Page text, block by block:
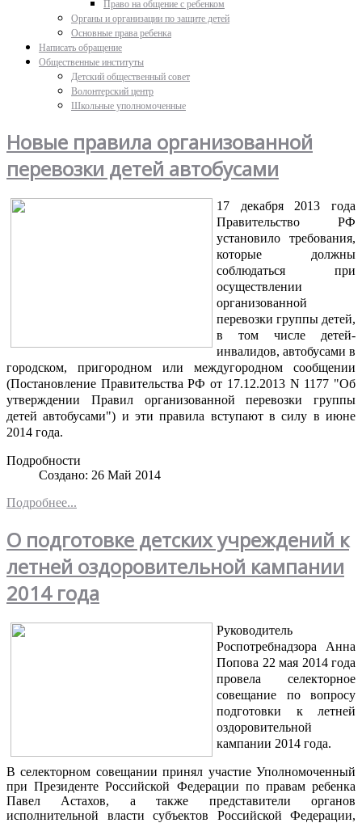
Право на общение с ребенком
Органы и организации по защите детей
Основные права ребенка
Написать обращение
Общественные институты
Детский общественный совет
Волонтерский центр
Школьные уполномоченные
Новые правила организованной
перевозки детей автобусами
17 декабря 2013 года
Правительство РФ
установило требования,
которые должны
соблюдаться при
осуществлении
организованной
перевозки группы детей,
в том числе детей-
инвалидов, автобусами в
городском, пригородном или междугородном сообщении
(Постановление Правительства РФ от 17.12.2013 N 1177 "Об
утверждении Правил организованной перевозки группы
детей автобусами") и эти правила вступают в силу в июне
2014 года.
Подробности
Создано: 26 Май 2014
Подробнее...
О подготовке детских учреждений к
летней оздоровительной кампании
2014 года
Руководитель
Роспотребнадзора Анна
Попова 22 мая 2014 года
провела селекторное
совещание по вопросу
подготовки к летней
оздоровительной
кампании 2014 года.
В селекторном совещании принял участие Уполномоченный
при Президенте Российской Федерации по правам ребенка
Павел Астахов, а также представители органов
исполнительной власти субъектов Российской Федерации,